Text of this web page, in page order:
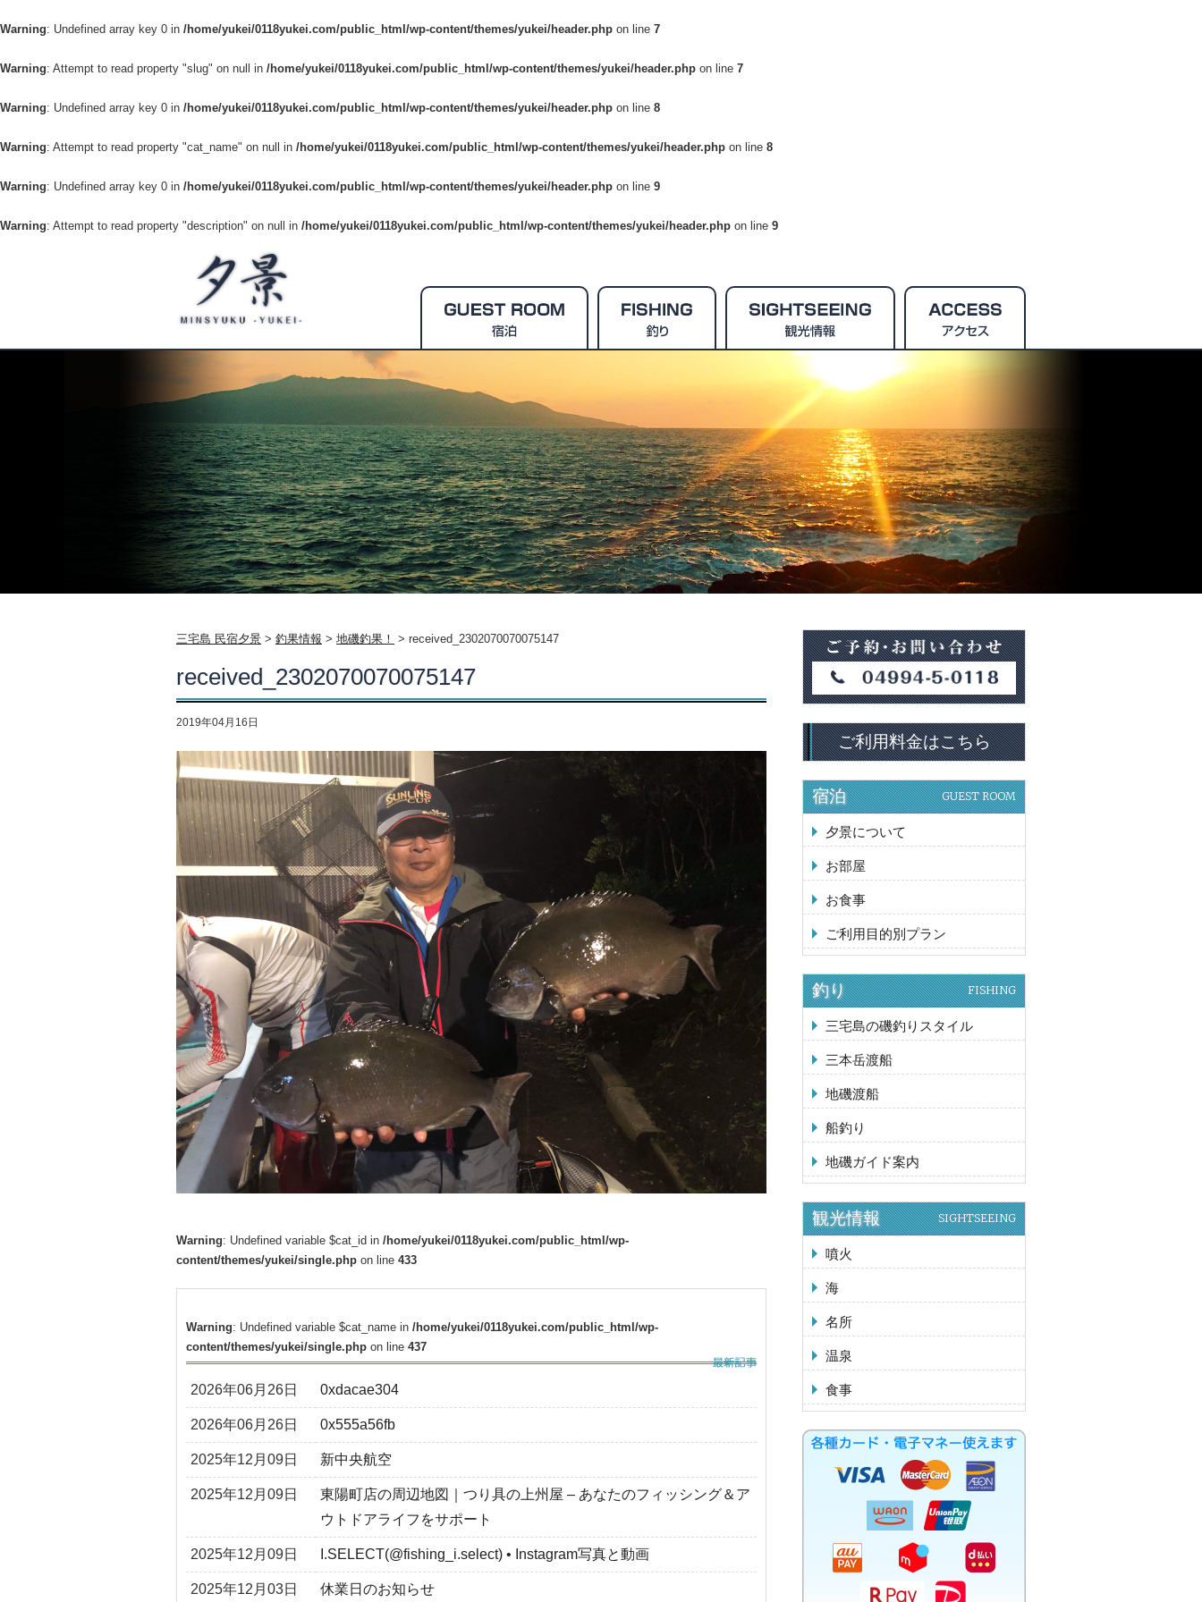
Warning: Undefined array key 0 in /home/yukei/0118yukei.com/public_html/wp-content/themes/yukei/header.php on line 7
Warning: Attempt to read property "slug" on null in /home/yukei/0118yukei.com/public_html/wp-content/themes/yukei/header.php on line 7
Warning: Undefined array key 0 in /home/yukei/0118yukei.com/public_html/wp-content/themes/yukei/header.php on line 8
Warning: Attempt to read property "cat_name" on null in /home/yukei/0118yukei.com/public_html/wp-content/themes/yukei/header.php on line 8
Warning: Undefined array key 0 in /home/yukei/0118yukei.com/public_html/wp-content/themes/yukei/header.php on line 9
Warning: Attempt to read property "description" on null in /home/yukei/0118yukei.com/public_html/wp-content/themes/yukei/header.php on line 9
三宅島 民宿夕景 > 釣果情報 > 地磯釣果！ > received_2302070070075147
received_2302070070075147
2019年04月16日
Warning: Undefined variable $cat_id in /home/yukei/0118yukei.com/public_html/wp-
content/themes/yukei/single.php on line 433
Warning: Undefined variable $cat_name in /home/yukei/0118yukei.com/public_html/wp-
content/themes/yukei/single.php on line 437
2026年06月26日 0xdacae304
2026年06月26日 0x555a56fb
2025年12月09日 新中央航空
2025年12月09日
東陽町店の周辺地図｜つり具の上州屋 – あなたのフィッシング＆ア
ウトドアライフをサポート
2025年12月09日 I.SELECT(@fishing_i.select) • Instagram写真と動画
2025年12月03日 休業日のお知らせ
ご利用料金はこちら
宿泊 GUEST ROOM
夕景について
お部屋
お食事
ご利用目的別プラン
釣り FISHING
三宅島の磯釣りスタイル
三本岳渡船
地磯渡船
船釣り
地磯ガイド案内
観光情報 SIGHTSEEING
噴火
海
名所
温泉
食事